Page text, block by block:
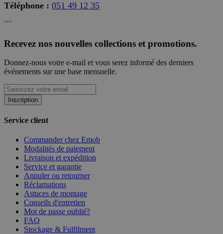
Téléphone : 051 49 12 35
```
Recevez nos nouvelles collections et promotions.
Donnez-nous votre e-mail et vous serez informé des derniers
événements sur une base mensuelle.
Inscription
Service client
Commander chez Emob
Modalités de paiement
Livraison et expédition
Service et garantie
Annuler ou retourner
Réclamations
Astuces de montage
Conseils d'entretien
Mot de passe oublié?
FAQ
Stockage & Fulfilment